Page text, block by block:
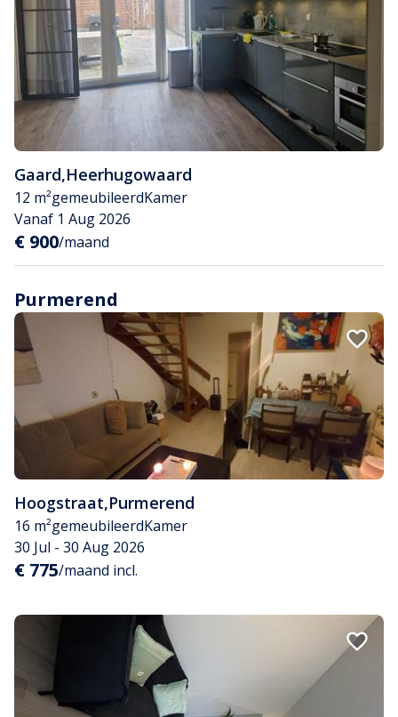
Gaard,Heerhugowaard
12 m²gemeubileerdKamer
Vanaf 1 Aug 2026
€ 900/maand
Purmerend
Hoogstraat,Purmerend
16 m²gemeubileerdKamer
30 Jul - 30 Aug 2026
€ 775/maand incl.